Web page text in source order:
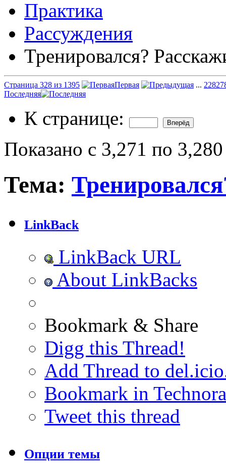
Практика
Рассуждения
Тренировался?
Страница 328 из 1395 Первая ... 228
Последняя
К странице:
Показано с 3,271 по
Тема:
LinkBack
LinkBack URL
About LinkBacks
Bookmark & Share
Digg this Thread!
Add Thread to
Bookmark in
Tweet this thread
Опции темы